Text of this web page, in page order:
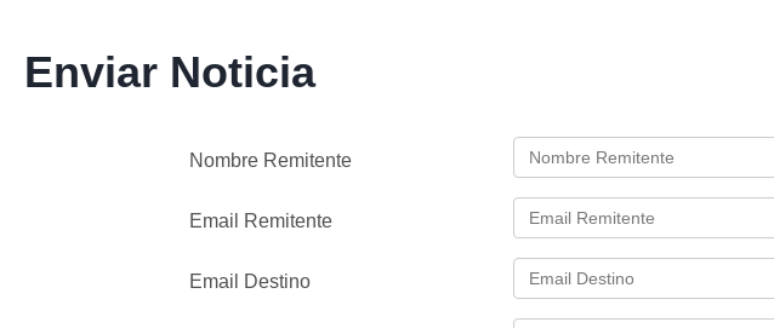
Enviar Noticia
Nombre Remitente
Email Remitente
Email Destino